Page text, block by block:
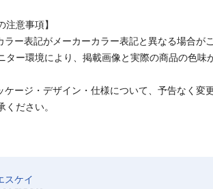
注意事項】
ー表記がメーカーカラー表記と異なる場合がご
ー環境により、掲載画像と実際の商品の色味
ージ・デザイン・仕様について、予告なく変
ださい。
スケイ